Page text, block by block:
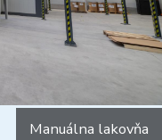
Manuálna lakovňa